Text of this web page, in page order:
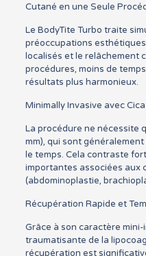
Cutané en une Seule
Le BodyTite Turbo traite
préoccupations
localisés et le relâchement
procédures, moins de
résultats plus harmonieux.
Minimally Invasive avec
La procédure ne nécessite
mm), qui sont
le temps. Cela contraste
importantes associées aux
(abdominoplastie,
Récupération Rapide et
Grâce à son caractère
traumatisante de la
récupération est